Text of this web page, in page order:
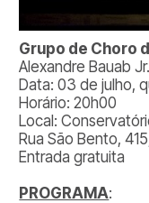
Grupo de Choro
Alexandre Bauab
Data: 03 de julho,
Horário: 20h00
Local:
Rua São Bento,
Entrada gratuita
PROGRAMA: